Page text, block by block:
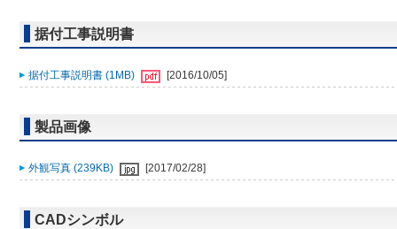
据付工事説明書
据付工事説明書 (1MB) [2016/10/05]
製品画像
外観写真 (239KB) [2017/02/28]
CADシンボル